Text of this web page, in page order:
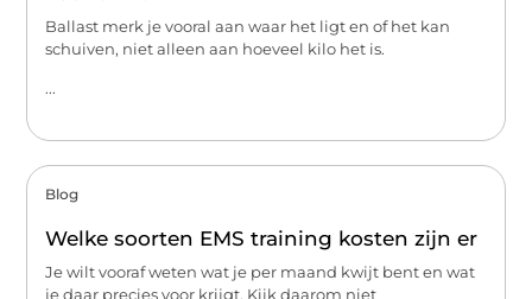
Ballast merk je vooral aan waar het ligt en of het kan
schuiven, niet alleen aan hoeveel kilo het is.
...
Blog
Welke soorten EMS training kosten zijn er
Je wilt vooraf weten wat je per maand kwijt bent en wat
je daar precies voor krijgt. Kijk daarom niet